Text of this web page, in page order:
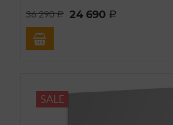
36 290a 24 690 a
SALE